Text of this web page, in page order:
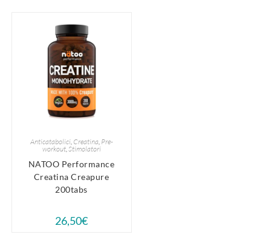
Anticatabolici, Creatina Pre-
workout, Stimolatori
NATOO Performance
Creatina Creapure
200tabs
26,50€